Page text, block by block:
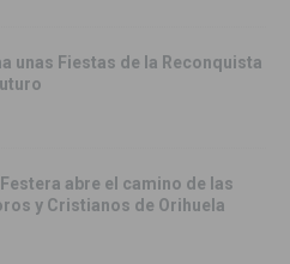
unas Fiestas de la Reconquista
abre el camino de las
y Cristianos de Orihuela